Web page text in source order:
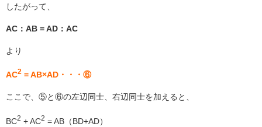
したがって、
AC：AB = AD：AC
より
AC2 = AB×AD・・・⑥
ここで、⑤と⑥の左辺同士、右辺同士を加えると、
BC2 + AC2 = AB（BD+AD）